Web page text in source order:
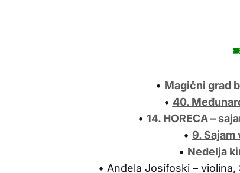
• Magični grad
• 40.
• 14. HORECA –
• 9. Sajam
• Nedelja
• Anđela Josifoski –